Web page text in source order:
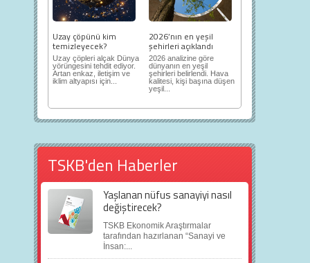
Uzay çöpünü kim
temizleyecek?
Uzay çöpleri alçak Dünya
yörüngesini tehdit ediyor.
Artan enkaz, iletişim ve
iklim altyapısı için...
2026’nın en yeşil
şehirleri açıklandı
2026 analizine göre
dünyanın en yeşil
şehirleri belirlendi. Hava
kalitesi, kişi başına düşen
yeşil...
TSKB'den Haberler
Yaşlanan nüfus sanayiyi nasıl
değiştirecek?
TSKB Ekonomik Araştırmalar
tarafından hazırlanan “Sanayi ve
İnsan:...